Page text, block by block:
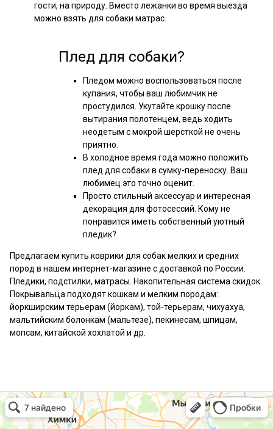
гости, на природу. Вместо лежанки во время выезда
можно взять для собаки матрас.
Плед для собаки?
Пледом можно воспользоваться после
купания, чтобы ваш любимчик не
простудился. Укутайте крошку после
вытирания полотенцем, ведь ходить
неодетым с мокрой шерсткой не очень
приятно.
В холодное время года можно положить
плед для собаки в сумку-переноску. Ваш
любимец это точно оценит.
Просто стильный аксессуар и интересная
декорация для фотосессий. Кому не
понравится иметь собственный уютный
пледик?
Предлагаем купить коврики для собак мелких и средних
пород в нашем интернет-магазине с доставкой по России.
Пледики, подстилки, матрасы. Накопительная система скидок.
Покрывальца подходят кошкам и мелким породам:
йоркширским терьерам (йоркам), той-терьерам, чихуахуа,
мальтийским болонкам (мальтезе), пекинесам, шпицам,
мопсам, китайской хохлатой и др.